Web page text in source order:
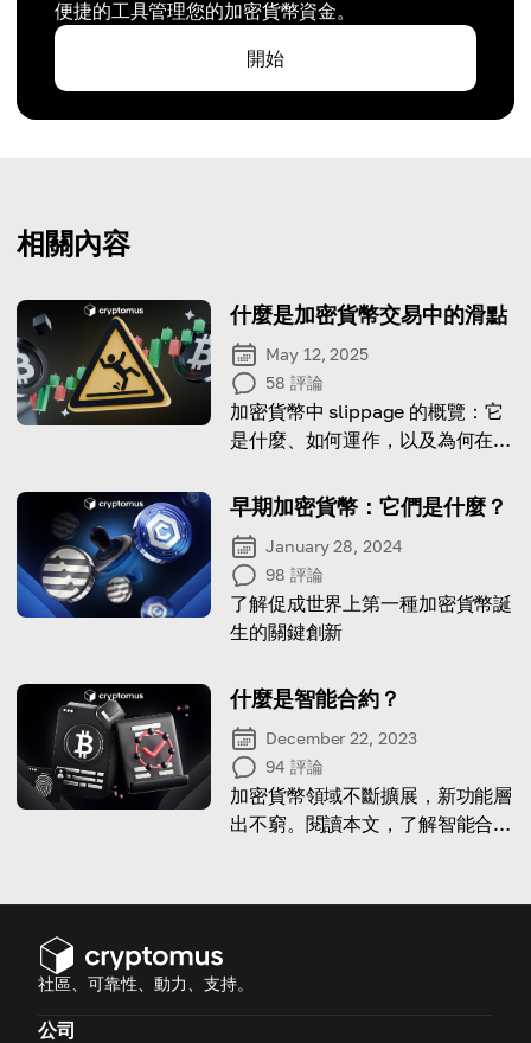
便捷的工具管理您的加密貨幣資金。
開始
相關內容
什麼是加密貨幣交易中的滑點
May 12, 2025
58 評論
加密貨幣中 slippage 的概覽：它
是什麼、如何運作，以及為何在交
早期加密貨幣：它們是什麼？
January 28, 2024
98 評論
了解促成世界上第一種加密貨幣誕
生的關鍵創新
什麼是智能合約？
December 22, 2023
94 評論
加密貨幣領域不斷擴展，新功能層
出不窮。閱讀本文，了解智能合約
社區、可靠性、動力、支持。
公司